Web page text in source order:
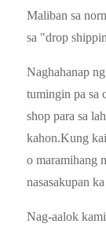
Maliban sa
sa "drop
Naghahanap
tumingin pa sa
shop para sa
kahon.Kung
o maramihang
nasasakupan
Nag-aalok